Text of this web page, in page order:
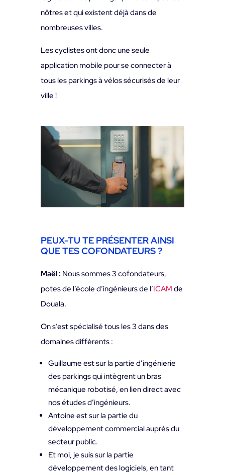
nôtres et qui existent déjà dans de
nombreuses villes.
Les cyclistes ont donc une seule
application mobile pour se connecter à
tous les parkings à vélos sécurisés de leur
ville !
PEUX-TU TE PRÉSENTER AINSI
QUE TES COFONDATEURS ?
Maël : Nous sommes 3 cofondateurs,
potes de l’école d’ingénieurs de l’ICAM de
Douala.
On s’est spécialisé tous les 3 dans des
domaines différents :
Guillaume est sur la partie d’ingénierie
des parkings qui intègrent un bras
mécanique robotisé, en lien direct avec
nos études d’ingénieurs.
Antoine est sur la partie du
développement commercial auprès du
secteur public.
Et moi, je suis sur la partie
développement des logiciels, en tant